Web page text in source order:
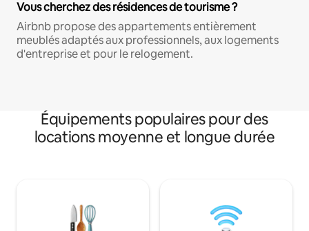
Vous cherchez des résidences de tourisme ?
Airbnb propose des appartements entièrement
meublés adaptés aux professionnels, aux logements
d'entreprise et pour le relogement.
Équipements populaires pour des
locations moyenne et longue durée